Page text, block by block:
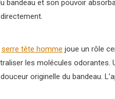
bandeau et son pouvoir
serre tête homme joue un rôle
les molécules
originelle du bandeau.